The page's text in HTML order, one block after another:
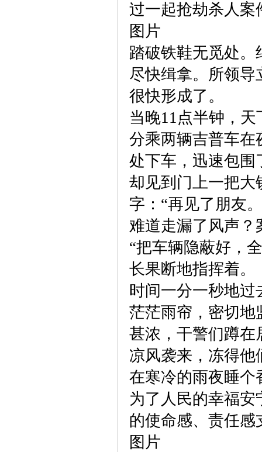
过一起抢劫杀人案
图片
踏破铁鞋无觅处。
尽快缉拿。所领
很快形成了。
当晚11点半钟，
分乘两辆吉普车在
处下车，迅速包围
却见到门上一把大
字：“再见了朋友
难道走漏了风声？
“把车辆隐蔽好，
长果断地指挥着。
时间一分一秒地
茫茫雨帘，密切地
甚浓，干警们蹲在
凉风袭来，冻得他
在寒冷的雨夜睡个
为了人民的幸福
的使命感、责任感
图片